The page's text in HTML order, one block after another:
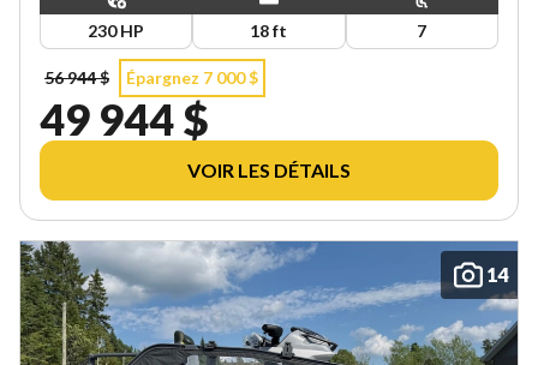
230 HP 18 ft 7
56 944 $ Épargnez 7 000 $
49 944 $
VOIR LES DÉTAILS
14